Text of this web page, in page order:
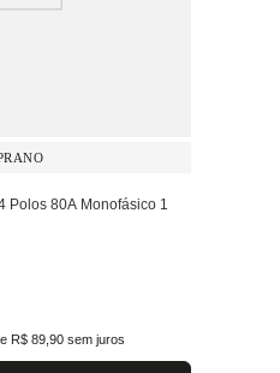
Polos 80A Monofásico 1
R$ 89 90 sem juros